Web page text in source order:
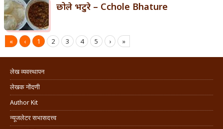
छोले भटुरे – Cchole Bhature
« ‹ 1 2 3 4 5 › »
लेख व्यवस्थापन
लेखक नोंदणी
Author Kit
न्यूजलेटर सभासदत्त्व